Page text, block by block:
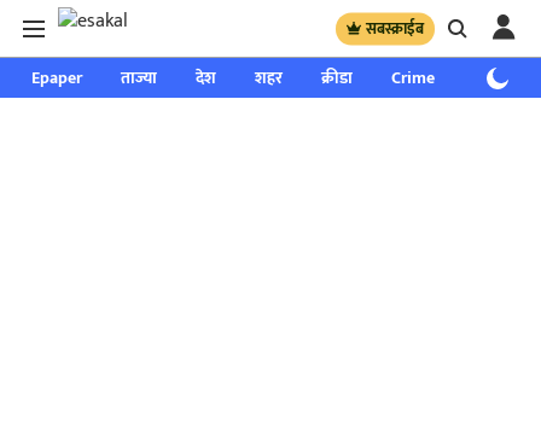
सबस्क्राईब
Epaper ताज्या देश शहर क्रीडा Crime साप्ताहिक